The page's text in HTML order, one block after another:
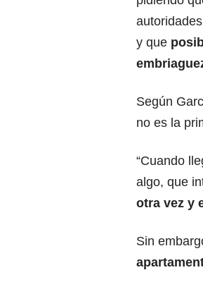
y que
Según
no es la
“Cuando
algo, que
otra vez y
Sin